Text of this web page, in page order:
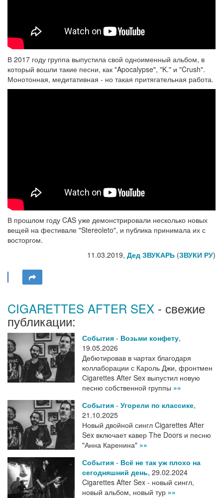
В 2017 году группа выпустила свой одноименный альбом, в
который вошли такие песни, как "Apocalypse", "K." и "Crush".
Монотонная, медитативная - но такая притягательная работа.
В прошлом году CAS уже демонстрировали несколько новых
вещей на фестивале "Stereoleto", и публика принимала их с
восторгом.
11.03.2019, Дед ЗВУКАРЬ (ЗВУКИ РУ)
CIGARETTES AFTER SEX - свежие
публикации:
События - Возьми конфету,
19.05.2026
Дебютировав в чартах благодаря
коллаборации с Кароль Джи, фронтмен
Cigarettes After Sex выпустил новую
песню собственной группы »»
События - Угорели по классике,
21.10.2025
Новый двойной сингл Cigarettes After
Sex включает кавер The Doors и песню
"Анна Каренина" »»
События - Всё не так уж плохо на
сегодняшний день, 29.02.2024
Cigarettes After Sex - новый сингл,
новый альбом, новый тур »»